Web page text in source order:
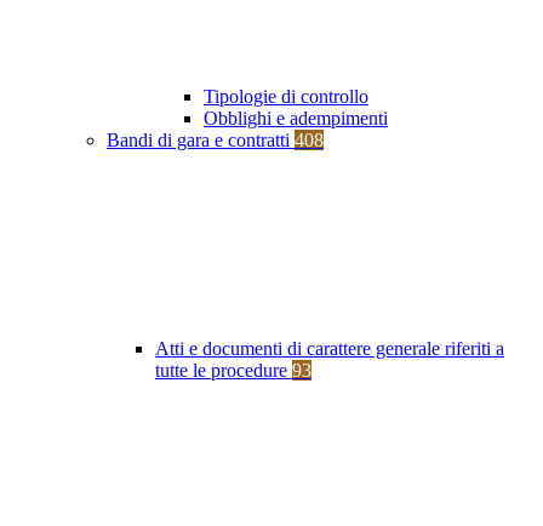
Tipologie di controllo
Obblighi e adempimenti
Bandi di gara e contratti 408
Atti e documenti di carattere generale riferiti a
tutte le procedure 93